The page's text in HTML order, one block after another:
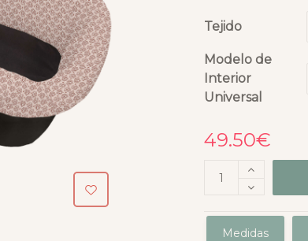
Tejido
Modelo de
Interior
Universal
49.50€
Medidas